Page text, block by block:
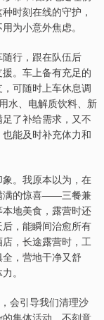
时刻在线的守护，
为小意外焦虑。
行，跟在队伍后
。车上备有充足的
可随时上车休息调
水、电解质饮料、新
了补给需求，又不
能及时补充体力和
。我原本以为，在
满的惊喜——三餐兼
地美食，露营时还
，能瞬间治愈所有
，长途露营时，工
，营地干净又舒
。
会引导我们清理沙